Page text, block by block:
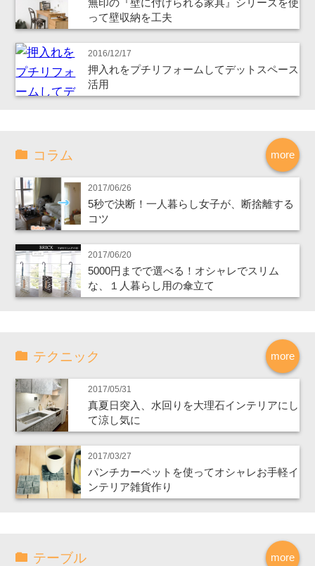
って壁収納を工夫
2016/12/17
押入れをプチリフォームしてデットスペース
活用
more
コラム
2017/06/26
5秒で決断！一人暮らし女子が、断捨離する
コツ
2017/06/20
5000円までで選べる！オシャレでスリム
な、１人暮らし用の傘立て
more
テクニック
2017/05/31
真夏日突入、水回りを大理石インテリアにし
て涼し気に
2017/03/27
パンチカーペットを使ってオシャレお手軽イ
ンテリア雑貨作り
more
テーブル